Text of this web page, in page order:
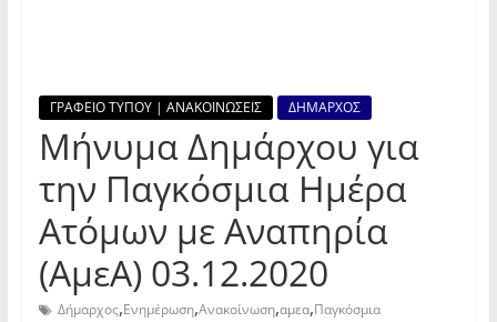
ΓΡΑΦΕΙΟ ΤΥΠΟΥ | ΑΝΑΚΟΙΝΩΣΕΙΣ ΔΗΜΑΡΧΟΣ
Μήνυμα Δημάρχου για
την Παγκόσμια Ημέρα
Ατόμων με Αναπηρία
(ΑμεΑ) 03.12.2020
Δήμαρχος,Ενημέρωση,Ανακοίνωση,αμεα,Παγκόσμια